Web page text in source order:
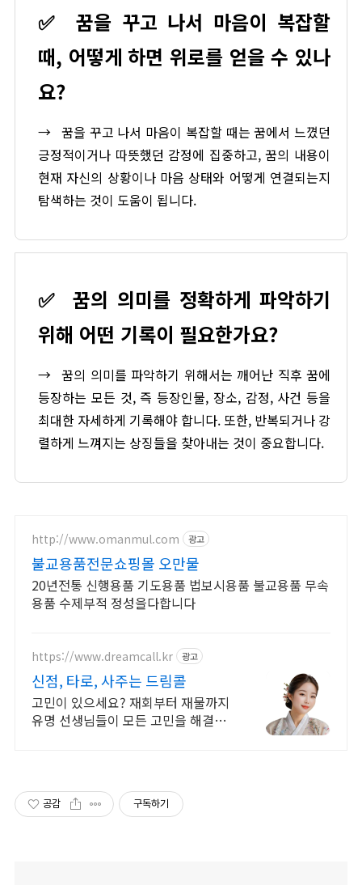
✅
꿈을 꾸고 나서 마음이 복잡할
때, 어떻게 하면 위로를 얻을 수 있나
요?
→ 꿈을 꾸고 나서 마음이 복잡할 때는 꿈에서 느꼈던
긍정적이거나 따뜻했던 감정에 집중하고, 꿈의 내용이
현재 자신의 상황이나 마음 상태와 어떻게 연결되는지
탐색하는 것이 도움이 됩니다.
✅
꿈의 의미를 정확하게 파악하기
위해 어떤 기록이 필요한가요?
→ 꿈의 의미를 파악하기 위해서는 깨어난 직후 꿈에
등장하는 모든 것, 즉 등장인물, 장소, 감정, 사건 등을
최대한 자세하게 기록해야 합니다. 또한, 반복되거나 강
렬하게 느껴지는 상징들을 찾아내는 것이 중요합니다.
http://www.omanmul.com 광고
불교용품전문쇼핑몰 오만물
20년전통 신행용품 기도용품 법보시용품 불교용품 무속
용품 수제부적 정성을다합니다
https://www.dreamcall.kr 광고
신점, 타로, 사주는 드림콜
고민이 있으세요? 재회부터 재물까지
유명 선생님들이 모든 고민을 해결해
공감 구독하기